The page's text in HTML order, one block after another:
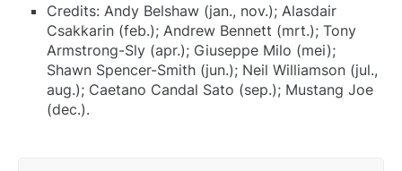
Credits: Andy Belshaw (jan., nov.); Alasdair
Csakkarin (feb.); Andrew Bennett (mrt.); Tony
Armstrong-Sly (apr.); Giuseppe Milo (mei);
Shawn Spencer-Smith (jun.); Neil Williamson (jul.,
aug.); Caetano Candal Sato (sep.); Mustang Joe
(dec.).